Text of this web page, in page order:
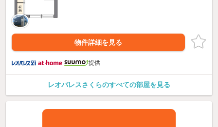
物件詳細を見る
提供
レオパレスさくらのすべての部屋を見る